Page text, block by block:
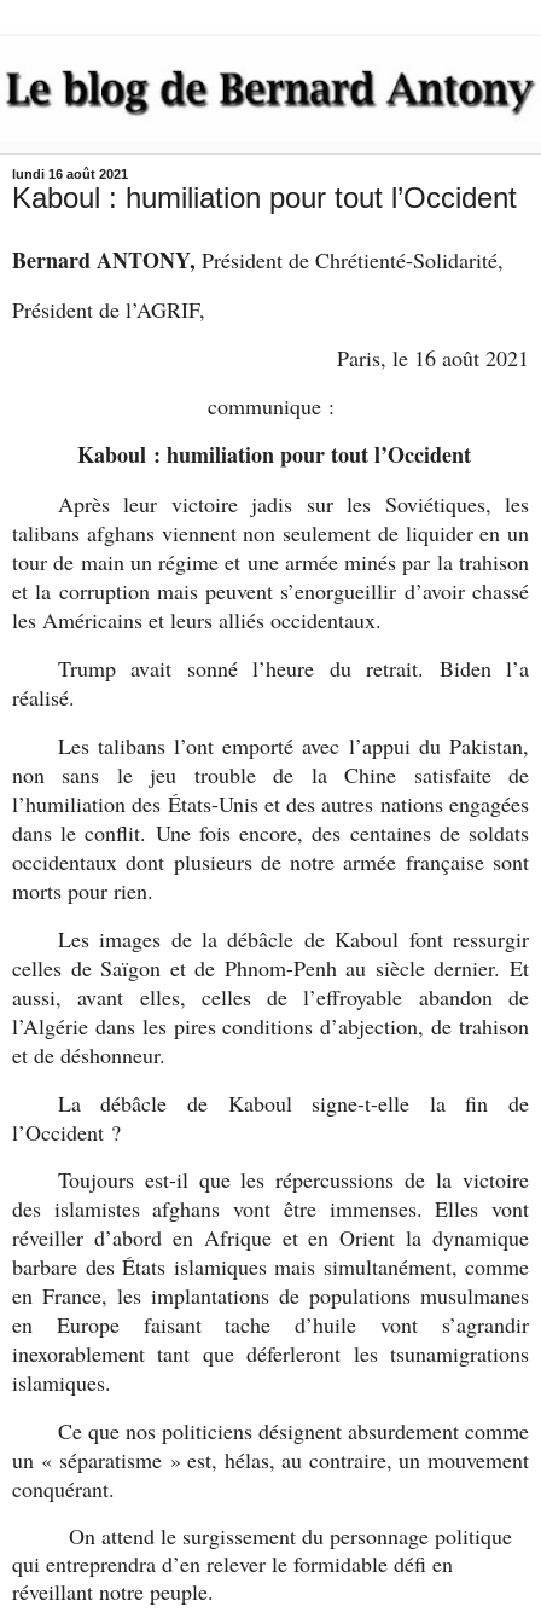
lundi 16 août 2021
Kaboul : humiliation pour tout l’Occident
Bernard ANTONY, Président de Chrétienté-Solidarité,
Président de l’AGRIF,
Paris, le 16 août 2021
communique :
Kaboul : humiliation pour tout l’Occident
Après leur victoire jadis sur les Soviétiques, les
talibans afghans viennent non seulement de liquider en un
tour de main un régime et une armée minés par la trahison
et la corruption mais peuvent s’enorgueillir d’avoir chassé
les Américains et leurs alliés occidentaux.
Trump avait sonné l’heure du retrait. Biden l’a
réalisé.
Les talibans l’ont emporté avec l’appui du Pakistan,
non sans le jeu trouble de la Chine satisfaite de
l’humiliation des États-Unis et des autres nations engagées
dans le conflit. Une fois encore, des centaines de soldats
occidentaux dont plusieurs de notre armée française sont
morts pour rien.
Les images de la débâcle de Kaboul font ressurgir
celles de Saïgon et de Phnom-Penh au siècle dernier. Et
aussi, avant elles, celles de l’effroyable abandon de
l’Algérie dans les pires conditions d’abjection, de trahison
et de déshonneur.
La débâcle de Kaboul signe-t-elle la fin de
l’Occident ?
Toujours est-il que les répercussions de la victoire
des islamistes afghans vont être immenses. Elles vont
réveiller d’abord en Afrique et en Orient la dynamique
barbare des États islamiques mais simultanément, comme
en France, les implantations de populations musulmanes
en Europe faisant tache d’huile vont s’agrandir
inexorablement tant que déferleront les tsunamigrations
islamiques.
Ce que nos politiciens désignent absurdement comme
un « séparatisme » est, hélas, au contraire, un mouvement
conquérant.
On attend le surgissement du personnage politique
qui entreprendra d’en relever le formidable défi en
réveillant notre peuple.